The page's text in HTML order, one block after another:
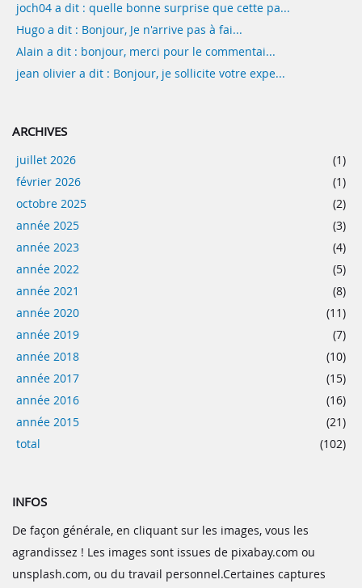
joch04 a dit : quelle bonne surprise que cette pa...
Hugo a dit : Bonjour, Je n'arrive pas à fai...
Alain a dit : bonjour, merci pour le commentai...
jean olivier a dit : Bonjour, je sollicite votre expe...
ARCHIVES
juillet 2026
(1)
février 2026
(1)
octobre 2025
(2)
année 2025
(3)
année 2023
(4)
année 2022
(5)
année 2021
(8)
année 2020
(11)
année 2019
(7)
année 2018
(10)
année 2017
(15)
année 2016
(16)
année 2015
(21)
total
(102)
INFOS
De façon générale, en cliquant sur les images, vous les
agrandissez ! Les images sont issues de pixabay.com ou
unsplash.com, ou du travail personnel.Certaines captures